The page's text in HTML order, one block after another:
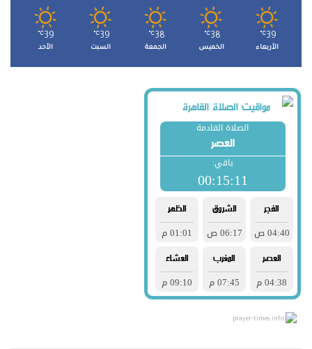
39
℃
الأربعاء
38
℃
الخميس
38
℃
الجمعة
39
℃
السبت
39
℃
الأحد
prayer-times.info